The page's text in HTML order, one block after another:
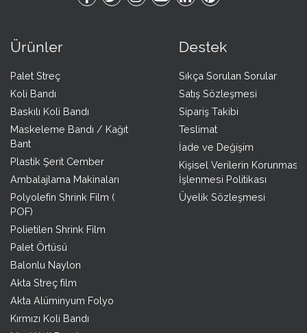
Ürünler
Palet Streç
Koli Bandı
Baskılı Koli Bandı
Maskeleme Bandı / Kağıt
Bant
Plastik Şerit Cember
Ambalajlama Makinaları
Polyolefin Shrink Film (
POF)
Polietilen Shrink Film
Palet Örtüsü
Balonlu Naylon
Akta Streç film
Akta Alüminyum Folyo
Kırmızı Koli Bandı
Destek
Sıkça Sorulan Sorular
Satış Sözleşmesi
Sipariş Takibi
Teslimat
İade ve Değişim
Kişisel Verilerin Korunması
İşlenmesi Politikası
Üyelik Sözleşmesi